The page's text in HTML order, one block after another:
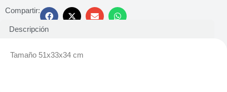
Compartir:
Descripción
Tamaño 51x33x34 cm